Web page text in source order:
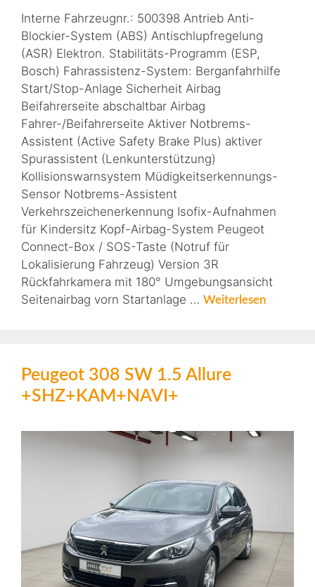
Interne Fahrzeugnr.: 500398 Antrieb Anti-
Blockier-System (ABS) Antischlupfregelung
(ASR) Elektron. Stabilitäts-Programm (ESP,
Bosch) Fahrassistenz-System: Berganfahrhilfe
Start/Stop-Anlage Sicherheit Airbag
Beifahrerseite abschaltbar Airbag
Fahrer-/Beifahrerseite Aktiver Notbrems-
Assistent (Active Safety Brake Plus) aktiver
Spurassistent (Lenkunterstützung)
Kollisionswarnsystem Müdigkeitserkennungs-
Sensor Notbrems-Assistent
Verkehrszeichenerkennung Isofix-Aufnahmen
für Kindersitz Kopf-Airbag-System Peugeot
Connect-Box / SOS-Taste (Notruf für
Lokalisierung Fahrzeug) Version 3R
Rückfahrkamera mit 180° Umgebungsansicht
Seitenairbag vorn Startanlage … Weiterlesen
Peugeot 308 SW 1.5 Allure
+SHZ+KAM+NAVI+